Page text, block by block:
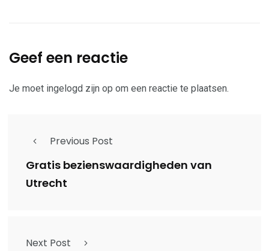
Geef een reactie
Je moet ingelogd zijn op om een reactie te plaatsen.
Previous Post
Gratis bezienswaardigheden van
Utrecht
Next Post